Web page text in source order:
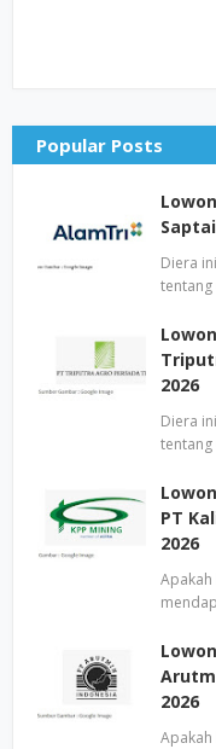
Popular Posts
Diera
2026
Diera
PT
2026
2026